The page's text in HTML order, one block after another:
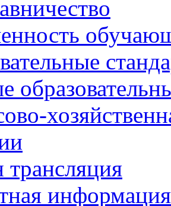
информация